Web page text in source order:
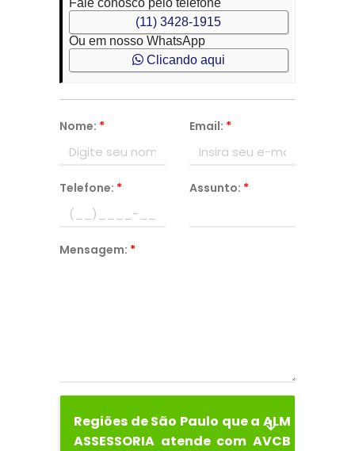
Fale conosco pelo telefone
(11) 3428-1915
Ou em nosso WhatsApp
Clicando aqui
Nome: * Email: *
Telefone: * Assunto: *
Mensagem: *
Regiões de São Paulo que a ALM
ASSESSORIA atende com AVCB